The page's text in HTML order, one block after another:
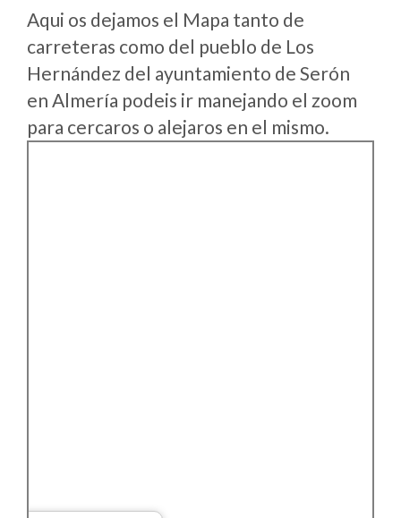
Aqui os dejamos el Mapa tanto de
carreteras como del pueblo de Los
Hernández del ayuntamiento de Serón
en Almería podeis ir manejando el zoom
para cercaros o alejaros en el mismo.